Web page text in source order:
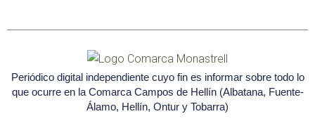
Periódico digital independiente cuyo fin es informar sobre todo lo
que ocurre en la Comarca Campos de Hellín (Albatana, Fuente-
Álamo, Hellín, Ontur y Tobarra)